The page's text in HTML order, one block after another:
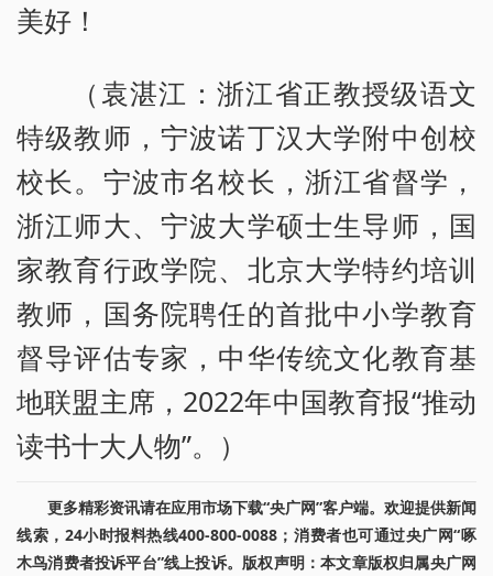
美好！
（袁湛江：浙江省正教授级语文
特级教师，宁波诺丁汉大学附中创校
校长。宁波市名校长，浙江省督学，
浙江师大、宁波大学硕士生导师，国
家教育行政学院、北京大学特约培训
教师，国务院聘任的首批中小学教育
督导评估专家，中华传统文化教育基
地联盟主席，2022年中国教育报“推动
读书十大人物”。）
更多精彩资讯请在应用市场下载“央广网”客户端。欢迎提供新闻
线索，24小时报料热线400-800-0088；消费者也可通过央广网“啄
木鸟消费者投诉平台”线上投诉。版权声明：本文章版权归属央广网